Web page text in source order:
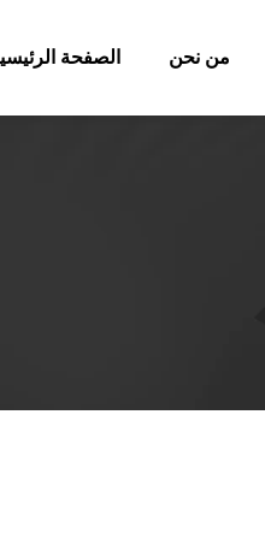
الصفحة من نحن